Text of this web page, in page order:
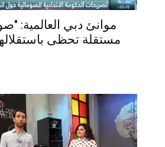
موانئ دبي العالمية:
مستقلة تحظى